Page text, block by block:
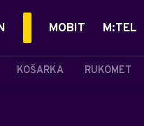
KOŠARKA RUKOMET
MOBIT M:TEL